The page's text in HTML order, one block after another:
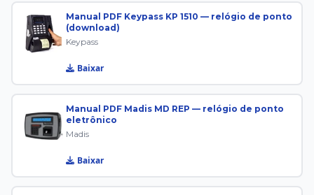
Manual PDF Keypass KP 1510 — relógio de ponto
(download)
Keypass
Baixar
Manual PDF Madis MD REP — relógio de ponto
eletrônico
Madis
Baixar